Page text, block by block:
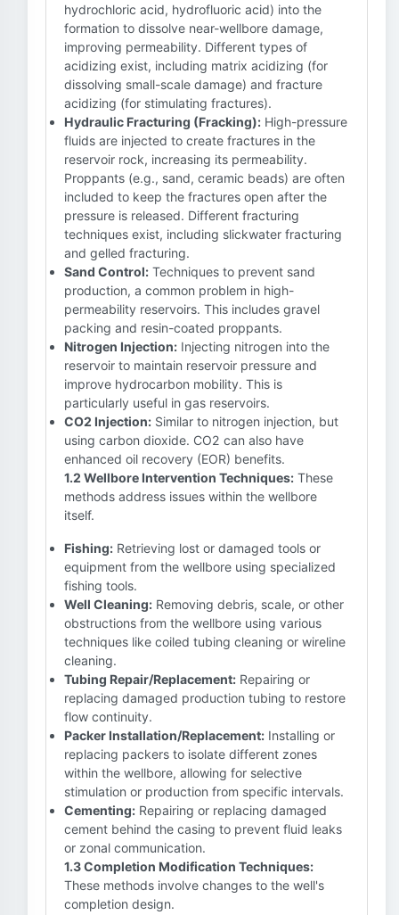
hydrochloric acid, hydrofluoric acid) into the
formation to dissolve near-wellbore damage,
improving permeability. Different types of
acidizing exist, including matrix acidizing (for
dissolving small-scale damage) and fracture
acidizing (for stimulating fractures).
Hydraulic Fracturing (Fracking): High-pressure
fluids are injected to create fractures in the
reservoir rock, increasing its permeability.
Proppants (e.g., sand, ceramic beads) are often
included to keep the fractures open after the
pressure is released. Different fracturing
techniques exist, including slickwater fracturing
and gelled fracturing.
Sand Control: Techniques to prevent sand
production, a common problem in high-
permeability reservoirs. This includes gravel
packing and resin-coated proppants.
Nitrogen Injection: Injecting nitrogen into the
reservoir to maintain reservoir pressure and
improve hydrocarbon mobility. This is
particularly useful in gas reservoirs.
CO2 Injection: Similar to nitrogen injection, but
using carbon dioxide. CO2 can also have
enhanced oil recovery (EOR) benefits.
1.2 Wellbore Intervention Techniques: These
methods address issues within the wellbore
itself.
Fishing: Retrieving lost or damaged tools or
equipment from the wellbore using specialized
fishing tools.
Well Cleaning: Removing debris, scale, or other
obstructions from the wellbore using various
techniques like coiled tubing cleaning or wireline
cleaning.
Tubing Repair/Replacement: Repairing or
replacing damaged production tubing to restore
flow continuity.
Packer Installation/Replacement: Installing or
replacing packers to isolate different zones
within the wellbore, allowing for selective
stimulation or production from specific intervals.
Cementing: Repairing or replacing damaged
cement behind the casing to prevent fluid leaks
or zonal communication.
1.3 Completion Modification Techniques:
These methods involve changes to the well's
completion design.